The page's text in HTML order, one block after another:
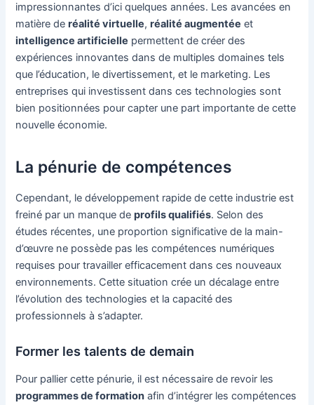
impressionnantes d’ici quelques années. Les avancées en
matière deréalité virtuelle,réalité augmentée et
intelligence artificielle permettent de créer des
expériences innovantes dans de multiples domaines tels
que l’éducation, le divertissement, et le marketing. Les
entreprises qui investissent dans ces technologies sont
bien positionnées pour capter une part importante de cette
nouvelle économie.
La pénurie de compétences
Cependant, le développement rapide de cette industrie est
freiné par un manque deprofils qualifiés. Selon des
études récentes, une proportion significative de la main-
d’œuvre ne possède pas les compétences numériques
requises pour travailler efficacement dans ces nouveaux
environnements. Cette situation crée un décalage entre
l’évolution des technologies et la capacité des
professionnels à s’adapter.
Former les talents de demain
Pour pallier cette pénurie, il est nécessaire de revoir les
programmes de formation afin d’intégrer les compétences